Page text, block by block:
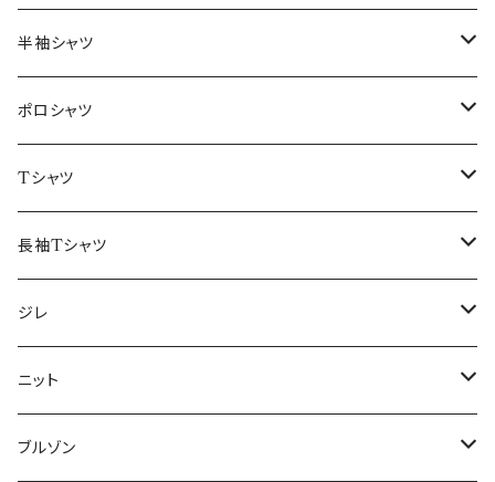
46/M
48/L
50/XL～
～44/S
46/M
48/L
50/XL～
半袖シャツ
～44/S
46/M
48/L
50/XL～
ポロシャツ
～44/S
46/M
48/L
50/XL～
Tシャツ
～44/S
46/M
48/L
50/XL～
長袖Tシャツ
～44/S
46/M
48/L
ジレ
～44/S
46/M
ニット
～44/S
ブルゾン